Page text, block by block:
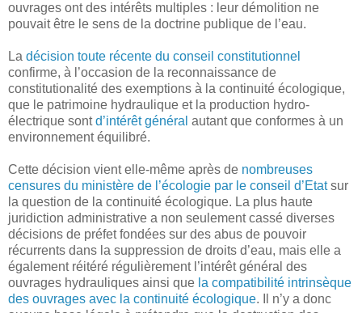
ouvrages ont des intérêts multiples : leur démolition ne
pouvait être le sens de la doctrine publique de l’eau.
La décision toute récente du conseil constitutionnel
confirme, à l’occasion de la reconnaissance de
constitutionalité des exemptions à la continuité écologique,
que le patrimoine hydraulique et la production hydro-
électrique sontd’intérêt général autant que conformes à un
environnement équilibré.
Cette décision vient elle-même après de nombreuses
censures du ministère de l’écologie par le conseil d’Etatsur
la question de la continuité écologique. La plus haute
juridiction administrative a non seulement cassé diverses
décisions de préfet fondées sur des abus de pouvoir
récurrents dans la suppression de droits d’eau, mais elle a
également réitéré régulièrement l’intérêt général des
ouvrages hydrauliques ainsi que la compatibilité intrinsèque
des ouvrages avec la continuité écologique. Il n’y a donc